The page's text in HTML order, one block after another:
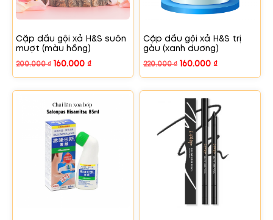
Cặp dầu gội xả H&S suôn
mượt (màu hồng)
200.000₫ 160.000 ₫
Cặp dầu gội xả H&S trị
gàu (xanh dương)
220.000₫ 160.000 ₫